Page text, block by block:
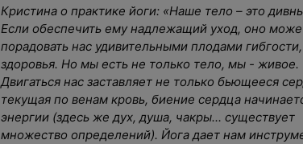
Кристина о практике йоги: «Наше тело – это
Если обеспечить ему надлежащий уход, оно
порадовать нас удивительными плодами
здоровья. Но мы есть не только тело, мы - живое.
Двигаться нас заставляет не только бьющееся
текущая по венам кровь, биение сердца
энергии (здесь же дух, душа, чакры... существует
множество определений). Йога дает нам